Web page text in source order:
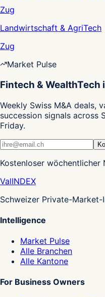
Zug
Landwirtschaft & AgriTech
Zug
Market Pulse
Fintech &
Weekly Swiss M&A deals,
succession signals
Friday.
Kostenloser wöchentlicher
ValINDEX
Schweizer Private-Market-
Intelligence
Market Pulse
Alle Branchen
Alle Kantone
For Business Owners